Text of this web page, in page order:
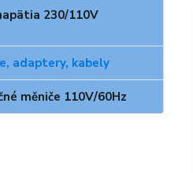
230/110V
adaptery, kabely
měniče 110V/60Hz